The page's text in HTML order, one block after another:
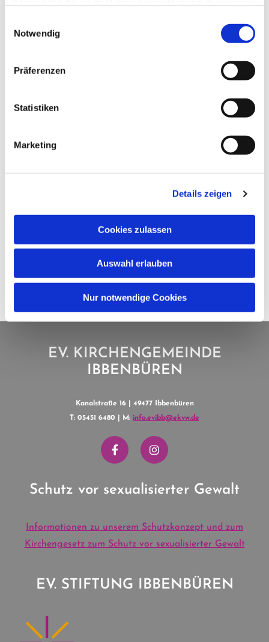
Notwendig
Präferenzen
Statistiken
Marketing
Details zeigen
Cookies zulassen
Auswahl erlauben
Nur notwendige Cookies
EV. KIRCHENGEMEINDE
IBBENBÜREN
Kanalstraße 16 | 49477 Ibbenbüren
T: 05451 6480 | M: info.evibb@ekvw.de
Schutz vor sexualisierter Gewalt
Informationen zu unserem Schutzkonzept und zum
Kirchengesetz zum Schutz vor sexualisierter Gewalt
EV. STIFTUNG IBBENBÜREN